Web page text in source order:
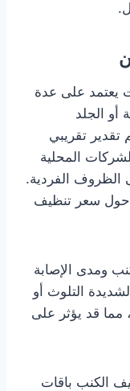
يعتمد على عدة
أو الجلد
تقدير تقريبي
المحلية
الفردية.
حول سعر تنظيف
ومدى الإصابة
التلوث أو
مما قد يؤثر على
الكنب باقات